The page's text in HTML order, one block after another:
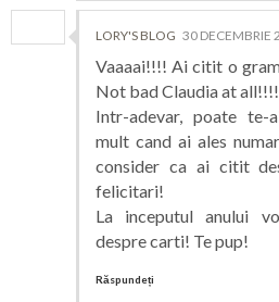
LORY'S BLOG 30 DECEMBRIE
Vaaaai!!!! Ai citit o
Not bad Claudia at all!!!!
Intr-adevar, poate te-
mult cand ai ales
consider ca ai citit
felicitari!
La inceputul anului
despre carti! Te pup!
Răspundeți